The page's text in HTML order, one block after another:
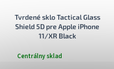
Tvrdené sklo Tactical Glass
Shield 5D pre Apple iPhone
11/XR Black
Centrálny sklad